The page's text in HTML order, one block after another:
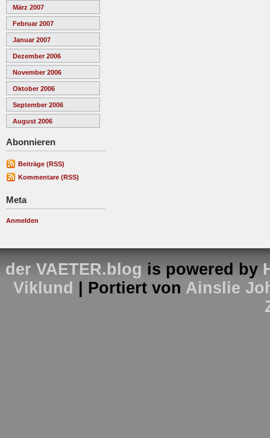
März 2007
Februar 2007
Januar 2007
Dezember 2006
November 2006
Oktober 2006
September 2006
August 2006
Abonnieren
Beiträge (RSS)
Kommentare (RSS)
Meta
Anmelden
der VAETER.blog is powered by
Viklund
| Portiert von Ainslie